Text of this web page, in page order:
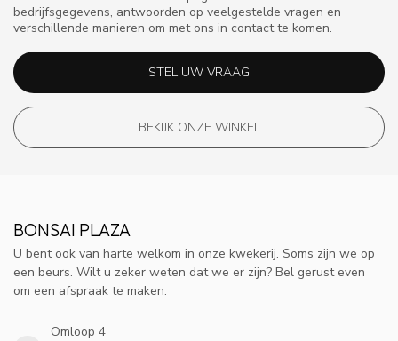
bedrijfsgegevens, antwoorden op veelgestelde vragen en
verschillende manieren om met ons in contact te komen.
STEL UW VRAAG
BEKIJK ONZE WINKEL
BONSAI PLAZA
U bent ook van harte welkom in onze kwekerij. Soms zijn we op
een beurs. Wilt u zeker weten dat we er zijn? Bel gerust even
om een afspraak te maken.
Omloop 4